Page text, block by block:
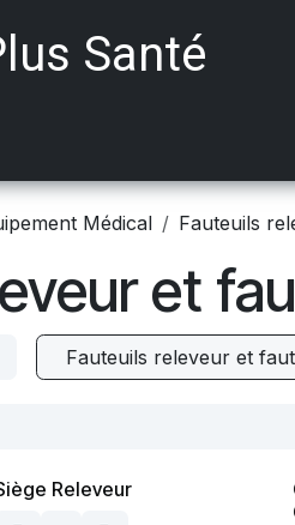
Médical Fauteuils
et
Fauteuils releveur et
Releveur